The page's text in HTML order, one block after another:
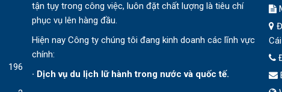
196
tận tụy trong công việc, luôn đặt chất lượng là tiêu chí
phục vụ lên hàng đầu.
Hiện nay Công ty chúng tôi đang kinh doanh các lĩnh vực
chính:
· Dịch vụ du lịch lữ hành trong nước và quốc tế.